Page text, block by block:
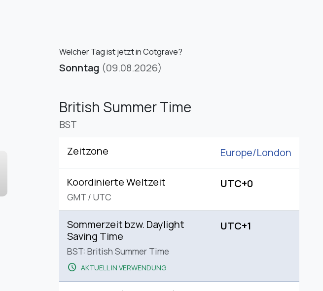
Welcher Tag ist jetzt in Cotgrave?
Sonntag (09.08.2026)
British Summer Time
BST
Zeitzone Europe/London
Koordinierte Weltzeit
GMT / UTC
UTC+0
Sommerzeit bzw. Daylight
Saving Time
BST: British Summer Time
schedule AKTUELL IN VERWENDUNG
UTC+1